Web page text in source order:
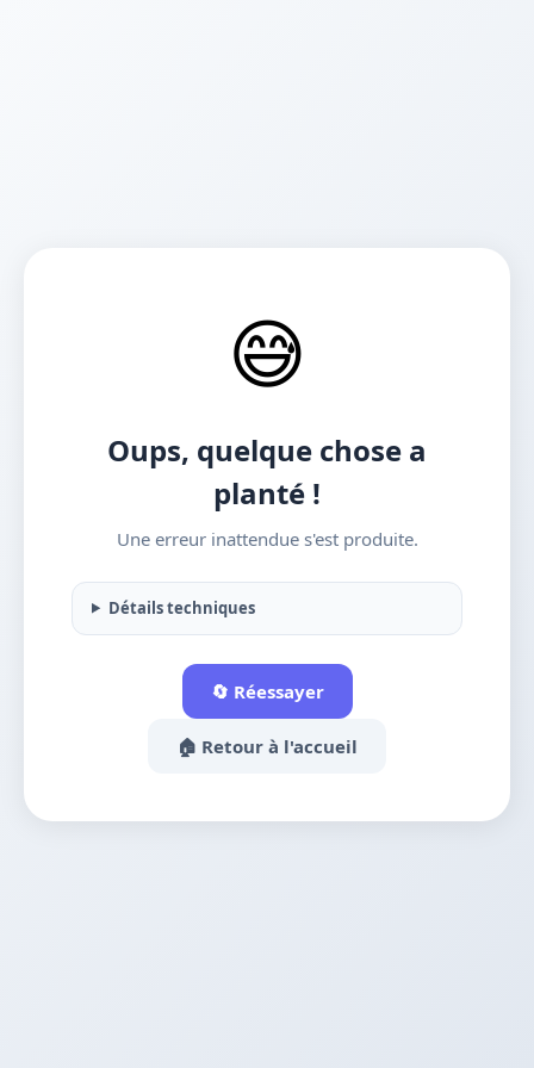
😅
Oups, quelque chose a
planté !
Une erreur inattendue s'est produite.
Détails techniques
🔄 Réessayer
🏠 Retour à l'accueil